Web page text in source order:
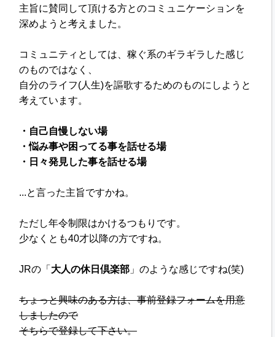
主旨に賛同して頂ける方とのコミュニケーションを
深めようと考えました。
コミュニティとしては、稼ぐ系のギラギラした感じ
のものではなく、
自分のライフ(人生)を謳歌するためのものにしようと
考えています。
・自己自慢しない場
・悩み事や困ってる事を話せる場
・日々発見した事を話せる場
...と言った主旨ですかね。
ただし年令制限はかけるつもりです。
少なくとも40才以降の方ですね。
JRの「 大人の休日倶楽部 」のような感じですね(笑)
ちょっと興味のある方は、事前登録フォームを用意
しましたので
そちらで登録して下さい。